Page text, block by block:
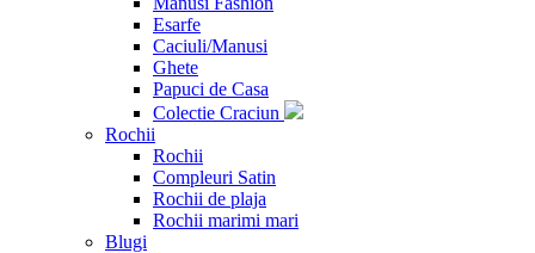
Esarfe
Caciuli/Manusi
Ghete
Papuci de Casa
Colectie Craciun
Rochii
Rochii
Compleuri Satin
Rochii de plaja
Rochii marimi mari
Blugi